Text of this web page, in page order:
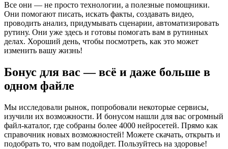
Все они — не просто технологии, а полезные помощники.
Они помогают писать, искать факты, создавать видео,
проводить анализ, придумывать сценарии, автоматизировать
рутину. Они уже здесь и готовы помогать вам в рутинных
делах. Хороший день, чтобы посмотреть, как это может
изменить вашу жизнь!
Бонус для вас — всё и даже больше в
одном файле
Мы исследовали рынок, попробовали некоторые сервисы,
изучили их возможности. И бонусом нашли для вас огромный
файл-каталог, где собраны более 4000 нейросетей. Прямо как
справочник новых возможностей! Можете скачать, открыть и
подобрать то, что вам подойдет. Пользуйтесь на здоровье!